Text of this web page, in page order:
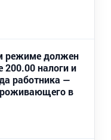
режиме должен
200.00 налоги и
работника —
в